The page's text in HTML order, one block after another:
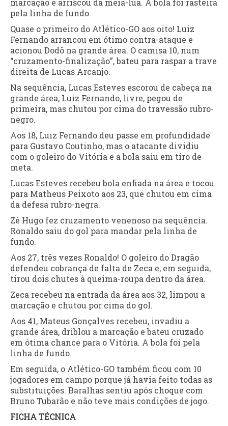
pela linha de fundo.
Quase o primeiro do Atlético-GO aos oito! Luiz
Fernando arrancou em ótimo contra-ataque e
acionou Dodô na grande área. O camisa 10, num
“cruzamento-finalização”, bateu para raspar a trave
direita de Lucas Arcanjo.
Na sequência, Lucas Esteves escorou de cabeça na
grande área, Luiz Fernando, livre, pegou de
primeira, mas chutou por cima do travessão rubro-
negro.
Aos 18, Luiz Fernando deu passe em profundidade
para Gustavo Coutinho, mas o atacante dividiu
com o goleiro do Vitória e a bola saiu em tiro de
meta.
Lucas Esteves recebeu bola enfiada na área e tocou
para Matheus Peixoto aos 23, que chutou em cima
da defesa rubro-negra.
Zé Hugo fez cruzamento venenoso na sequência.
Ronaldo saiu do gol para mandar pela linha de
fundo.
Aos 27, três vezes Ronaldo! O goleiro do Dragão
defendeu cobrança de falta de Zeca e, em seguida,
tirou dois chutes à queima-roupa dentro da área.
Zeca recebeu na entrada da área aos 32, limpou a
marcação e chutou por cima do gol.
Aos 41, Mateus Gonçalves recebeu, invadiu a
grande área, driblou a marcação e bateu cruzado
em ótima chance para o Vitória. A bola foi pela
linha de fundo.
Em seguida, o Atlético-GO também ficou com 10
jogadores em campo porque já havia feito todas as
substituições. Baralhas sentiu após choque com
Bruno Tubarão e não teve mais condições de jogo.
FICHA TÉCNICA